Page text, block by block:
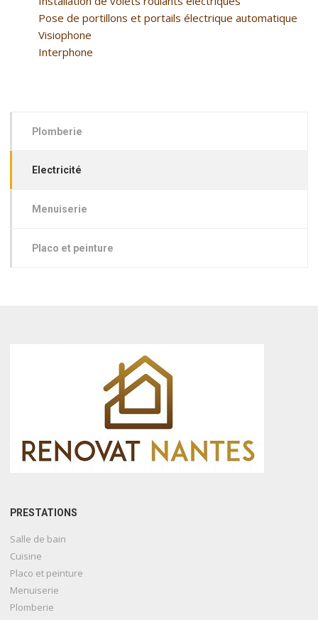
Pose de portillons et portails électrique automatique
Visiophone
Interphone
Plomberie
Electricité
Menuiserie
Placo et peinture
PRESTATIONS
Salle de bain
Cuisine
Placo et peinture
Menuiserie
Plomberie